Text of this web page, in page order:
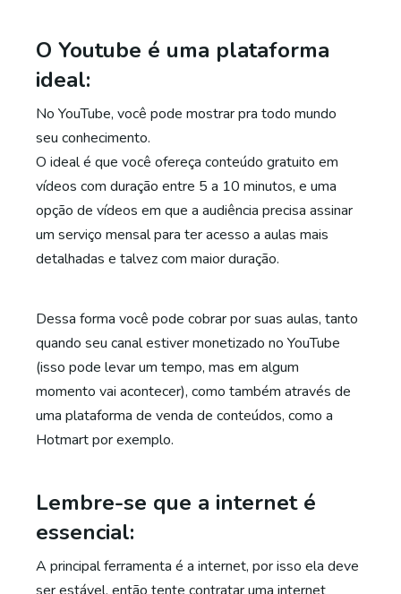
O Youtube é uma plataforma
ideal:
No YouTube, você pode mostrar pra todo mundo
seu conhecimento.
O ideal é que você ofereça conteúdo gratuito em
vídeos com duração entre 5 a 10 minutos, e uma
opção de vídeos em que a audiência precisa assinar
um serviço mensal para ter acesso a aulas mais
detalhadas e talvez com maior duração.
Dessa forma você pode cobrar por suas aulas, tanto
quando seu canal estiver monetizado no YouTube
(isso pode levar um tempo, mas em algum
momento vai acontecer), como também através de
uma plataforma de venda de conteúdos, como a
Hotmart por exemplo.
Lembre-se que a internet é
essencial:
A principal ferramenta é a internet, por isso ela deve